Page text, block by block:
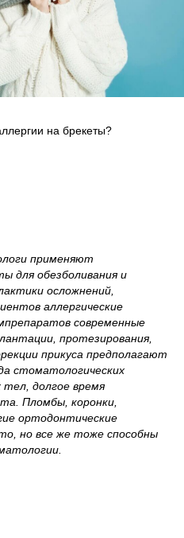
на брекеты?
применяют
для обезболивания и
осложнений,
аллергические
современные
протезирования,
прикуса предполагают
стоматологических
долгое время
Пломбы, коронки,
ортодонтические
но все же тоже способны